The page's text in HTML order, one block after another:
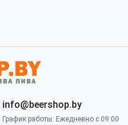
info@beershop.by
График работы: Ежедневно с 09:00